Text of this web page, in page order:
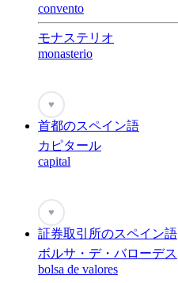
convento
モナステリオ
monasterio
♥
首都のスペイン語
カピタール
capital
♥
証券取引所のスペイン語
ボルサ・デ・バローデス
bolsa de valores